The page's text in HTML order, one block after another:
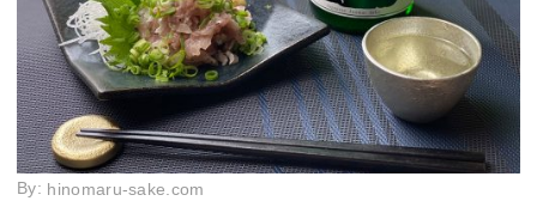
By: hinomaru-sake.com